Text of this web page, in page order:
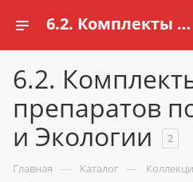
6.2. Комплекты влажных препаратов по Биологии и Экологии для школ купить в Казани | Цена в интернет магазине schools.ru
6.2.
препаратов
и Экологии
2
Главная — Каталог —